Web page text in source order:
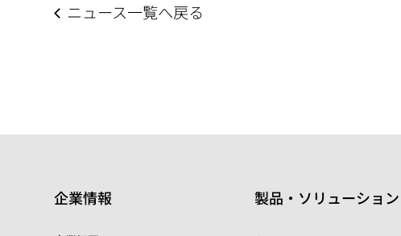
ニュース一覧へ戻る
企業情報 製品・ソリューション